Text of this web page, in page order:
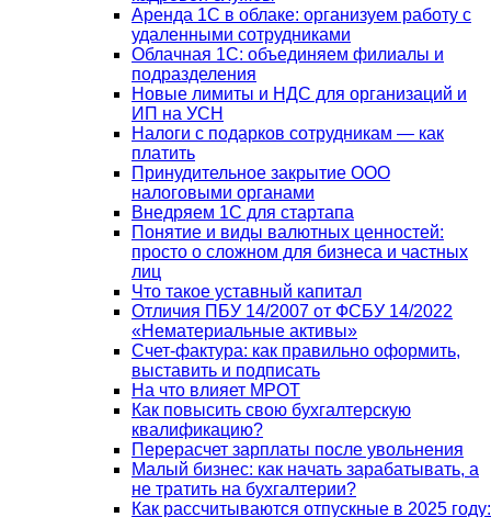
Аренда 1С в облаке: организуем работу с
удаленными сотрудниками
Облачная 1С: объединяем филиалы и
подразделения
Новые лимиты и НДС для организаций и
ИП на УСН
Налоги с подарков сотрудникам — как
платить
Принудительное закрытие ООО
налоговыми органами
Внедряем 1С для стартапа
Понятие и виды валютных ценностей:
просто о сложном для бизнеса и частных
лиц
Что такое уставный капитал
Отличия ПБУ 14/2007 от ФСБУ 14/2022
«Нематериальные активы»
Счет-фактура: как правильно оформить,
выставить и подписать
На что влияет МРОТ
Как повысить свою бухгалтерскую
квалификацию?
Перерасчет зарплаты после увольнения
Малый бизнес: как начать зарабатывать, а
не тратить на бухгалтерии?
Как рассчитываются отпускные в 2025 году: